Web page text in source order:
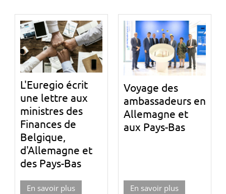
L'Euregio écrit
une lettre aux
ministres des
Finances de
Belgique,
d'Allemagne et
des Pays-Bas
En savoir plus
Voyage des
ambassadeurs en
Allemagne et
aux Pays-Bas
En savoir plus